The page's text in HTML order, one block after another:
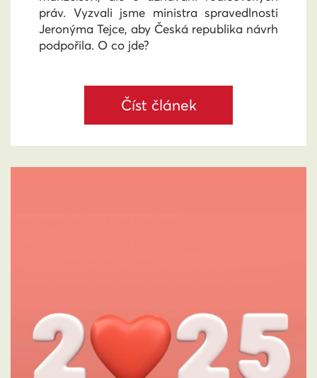
práv. Vyzvali jsme ministra spravedlnosti
Jeronýma Tejce, aby Česká republika návrh
podpořila. O co jde?
Číst článek